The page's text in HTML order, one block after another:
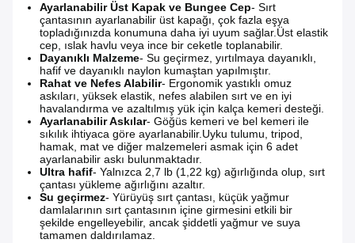
Ayarlanabilir Üst Kapak ve Bungee Cep- Sırt
çantasının ayarlanabilir üst kapağı, çok fazla eşya
topladığınızda konumuna daha iyi uyum sağlar.Üst elastik
cep, ıslak havlu veya ince bir ceketle toplanabilir.
Dayanıklı Malzeme- Su geçirmez, yırtılmaya dayanıklı,
hafif ve dayanıklı naylon kumaştan yapılmıştır.
Rahat ve Nefes Alabilir- Ergonomik yastıklı omuz
askıları, yüksek elastik, nefes alabilen sırt ve en iyi
havalandırma ve azaltılmış yük için kalça kemeri desteği.
Ayarlanabilir Askılar- Göğüs kemeri ve bel kemeri ile
sıkılık ihtiyaca göre ayarlanabilir.Uyku tulumu, tripod,
hamak, mat ve diğer malzemeleri asmak için 6 adet
ayarlanabilir askı bulunmaktadır.
Ultra hafif- Yalnızca 2,7 lb (1,22 kg) ağırlığında olup, sırt
çantası yükleme ağırlığını azaltır.
Su geçirmez- Yürüyüş sırt çantası, küçük yağmur
damlalarının sırt çantasının içine girmesini etkili bir
şekilde engelleyebilir, ancak şiddetli yağmur ve suya
tamamen daldırılamaz.